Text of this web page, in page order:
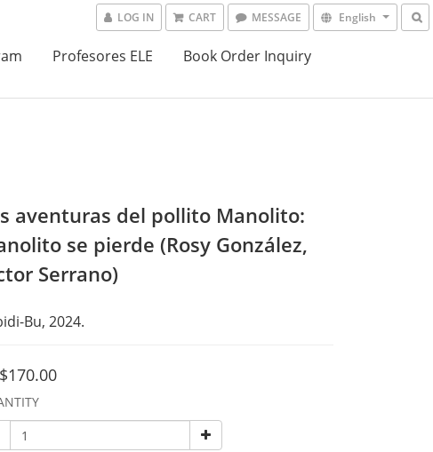
LOG IN CART MESSAGE English
Profesores ELE Book Order Inquiry
aventuras del pollito Manolito:
se pierde (Rosy González,
Serrano)
Bu, 2024.